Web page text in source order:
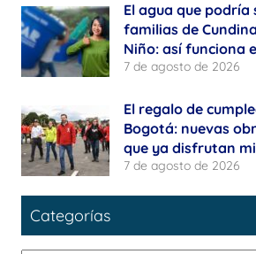
El agua que
familias de
Niño: así funciona
7 de agosto de 2026
El regalo de
Bogotá: nuevas
que ya disfrutan
7 de agosto de 2026
Categorías